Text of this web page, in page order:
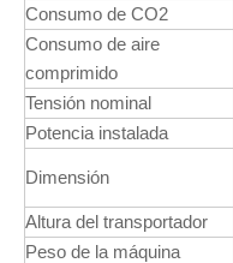
Consumo de CO2
Consumo de aire
comprimido
Tensión nominal
Potencia instalada
Dimensión
Altura del transportador
Peso de la máquina